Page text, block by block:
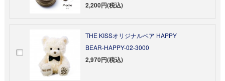
2,200円(税込)
THE KISSオリジナルベア HAPPY
BEAR-HAPPY-02-3000
2,970円(税込)